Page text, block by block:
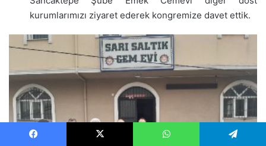
kurumlarımızı ziyaret ederek kongremize davet ettik.